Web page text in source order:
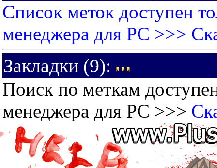
Список меток доступен
менеджера для PC >>>
Закладки (9):
Поиск по меткам
менеджера для PC >>>